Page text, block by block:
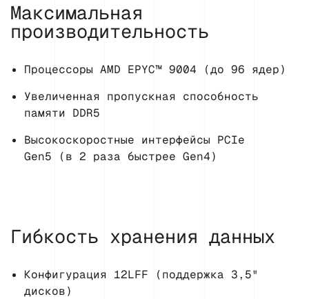
Максимальная
производительность
Процессоры AMD EPYC™ 9004 (до 96 ядер)
Увеличенная пропускная способность
памяти DDR5
Высокоскоростные интерфейсы PCIe
Gen5 (в 2 раза быстрее Gen4)
Гибкость хранения данных
Конфигурация 12LFF (поддержка 3,5"
дисков)